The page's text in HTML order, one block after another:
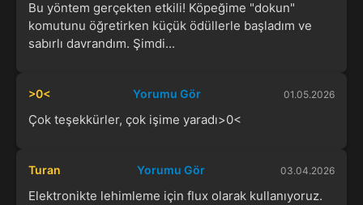
Bu yöntem gerçekten etkili! Köpeğime "dokun"
komutunu öğretirken küçük ödüllerle başladım ve
sabırlı davrandım. Şimdi...
>0< Yorumu Gör 01.05.2026
Çok teşekkürler, çok işime yaradı>0<
Turan Yorumu Gör 03.04.2026
Elektronikte lehimleme için flux olarak kullanıyoruz.